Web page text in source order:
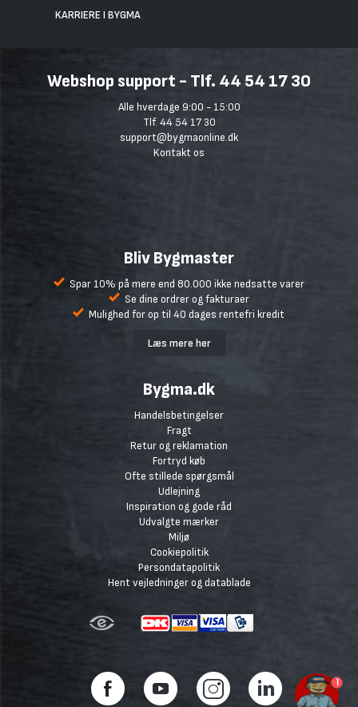
KARRIERE I BYGMA
Webshop support - Tlf. 44 54 17 30
Alle hverdage 9:00 - 15:00
Tlf. 44 54 17 30
support@bygmaonline.dk
Kontakt os
Bliv Bygmaster
Spar 10% på mere end 80.000 ikke nedsatte varer
Se dine ordrer og fakturaer
Mulighed for op til 40 dages rentefri kredit
Læs mere her
Bygma.dk
Handelsbetingelser
Fragt
Retur og reklamation
Fortryd køb
Ofte stillede spørgsmål
Udlejning
Inspiration og gode råd
Udvalgte mærker
Miljø
Cookiepolitik
Persondatapolitik
Hent vejledninger og datablade
1